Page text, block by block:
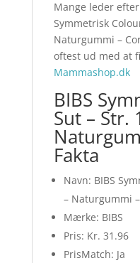
Mange leder
Symmetrisk
Naturgummi –
oftest ud med at
Mammashop.dk
BIBS
Sut – Str.
Fakta
Navn: BIBS
– Naturgummi
Mærke: BIBS
Pris: Kr. 31.96
PrisMatch: Ja